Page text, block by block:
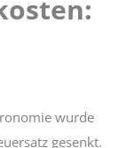
Bewirtungskosten:
wurde
gesenkt.